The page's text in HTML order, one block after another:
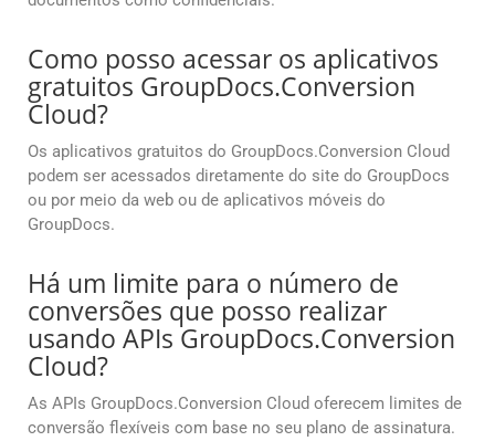
Como posso acessar os aplicativos
gratuitos GroupDocs.Conversion
Cloud?
Os aplicativos gratuitos do GroupDocs.Conversion Cloud
podem ser acessados diretamente do site do GroupDocs
ou por meio da web ou de aplicativos móveis do
GroupDocs.
Há um limite para o número de
conversões que posso realizar
usando APIs GroupDocs.Conversion
Cloud?
As APIs GroupDocs.Conversion Cloud oferecem limites de
conversão flexíveis com base no seu plano de assinatura.